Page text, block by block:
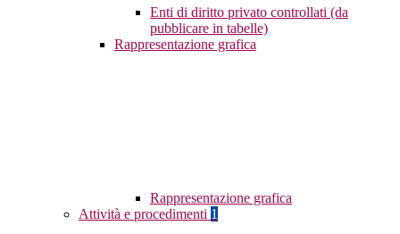
Enti di diritto privato controllati (da
pubblicare in tabelle)
Rappresentazione grafica
Rappresentazione grafica
Attività e procedimenti 1